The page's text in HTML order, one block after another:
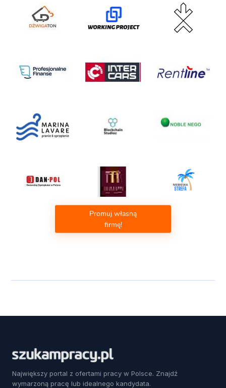
Promuj własną
firmę!
Największy portal z ofertami pracy w Polsce. Znajdź
wymarzoną pracę lub idealnego kandydata.